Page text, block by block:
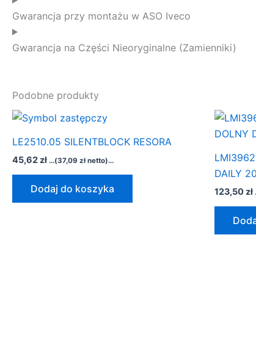
Gwarancja przy montażu w ASO Iveco
Gwarancja na Części Nieoryginalne (Zamienniki)
Podobne produkty
LE2510.05 SILENTBLOCK RESORA
45,62 zł ...(37,09 zł netto)...
Dodaj do koszyka
DAILY
123,50 zł